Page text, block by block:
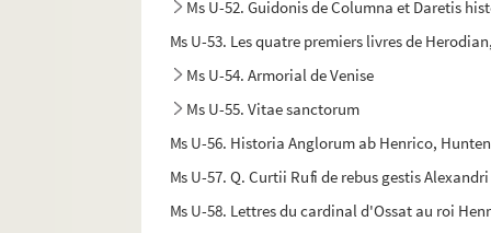
Ms U-52. Guidonis de Columna et Daretis
Ms U-53. Les quatre premiers livres de
Ms U-54. Armorial de Venise
Ms U-55. Vitae sanctorum
Ms U-56. Historia Anglorum ab Henrico,
Ms U-57. Q. Curtii Rufi de rebus gestis
Ms U-58. Lettres du cardinal d'Ossat au roi